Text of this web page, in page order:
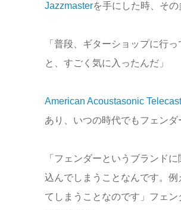
Jazzmasterを手にした時、その
「普段、ギターショップに行
と、すごく気に入ったんだ」
American Acoustasonic
あり、いつの時代でもフェンダ
「フェンダーというブランド
込んでしまうことなんです。
てしまうことなのです」フェ